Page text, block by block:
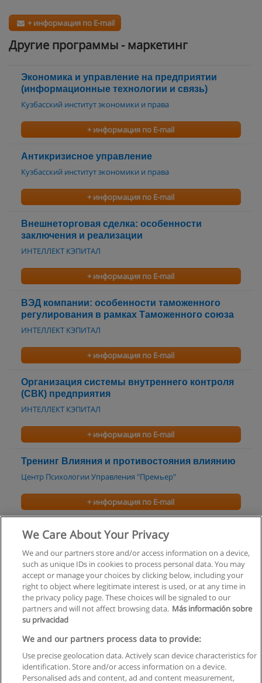
+ информация по E-mail
Другие программы - маркетинг
Экономика и управление на предприятии
(информационные технологии и связь)
Кузбасский институт экономики и права
+ информация по E-mail
Антикризисное управление
Кузбасский институт экономики и права
+ информация по E-mail
Внешнеторговая сделка: особенности
заключения и реализации
ИНТЕЛЛЕКТ КЭПИТАЛ
+ информация по E-mail
ВЭД компании: особенности таможенного
регулирования в рамках Таможенного союза
ИНТЕЛЛЕКТ КЭПИТАЛ
+ информация по E-mail
Организация системы внутреннего контроля
(СВК) предприятия
ИНТЕЛЛЕКТ КЭПИТАЛ
+ информация по E-mail
Тренинг Влияния и противостояния влиянию
Центр Психологии Управления "Премьер"
+ информация по E-mail
Искусство деловых переговоров
Центр Психологии Управления "Премьер"
+ информация по E-mail
Правила пользования
Конфиденциальность информации
Напишите Educaedu
We Care About Your Privacy
We and our partners store and/or access information on a device,
such as unique IDs in cookies to process personal data. You may
accept or manage your choices by clicking below, including your
right to object where legitimate interest is used, or at any time in
the privacy policy page. These choices will be signaled to our
partners and will not affect browsing data. Más información sobre
su privacidad
We and our partners process data to provide:
Use precise geolocation data. Actively scan device characteristics for
identification. Store and/or access information on a device.
Personalised ads and content, ad and content measurement,